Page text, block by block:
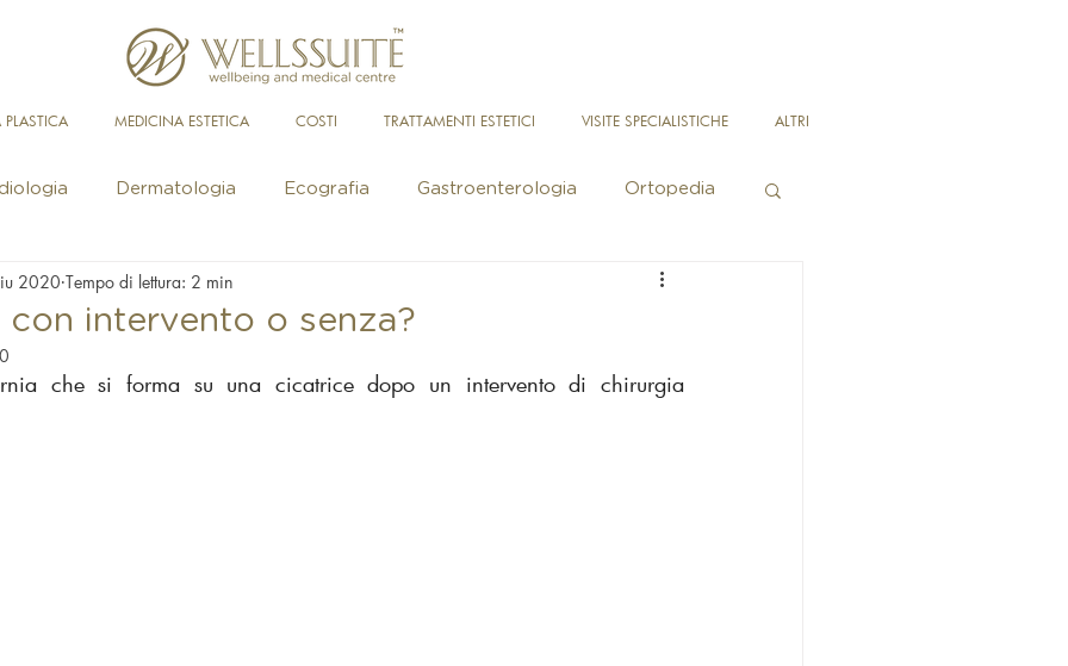
MEDICINA ESTETICA COSTI TRATTAMENTI ESTETICI VISITE SPECIALISTICHE ALTRI
Dermatologia Ecografia Gastroenterologia Ortopedia
Urologia Medicina Estetica viso
Nutrizione Osteopatia Sessuologia Psicoterapia
con intervento o senza?
2020 Tempo di lettura: 2 min
che si forma su una cicatrice dopo un intervento di chirurgia